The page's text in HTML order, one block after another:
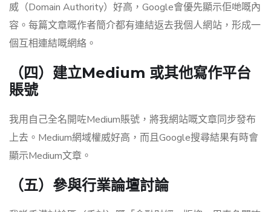
威（Domain Authority）好高，Google會優先顯示佢哋嘅內
容。每篇文章嘅作者簡介都有連結返去我個人網站，形成一
個互相連結嘅網絡。
（四）建立Medium 或其他寫作平台
賬號
我用自己全名開咗Medium賬號，將我網站嘅文章同步發布
上去。Medium網域權威好高，而且Google搜尋結果有時會
顯示Medium文章。
（五）參與行業論壇討論